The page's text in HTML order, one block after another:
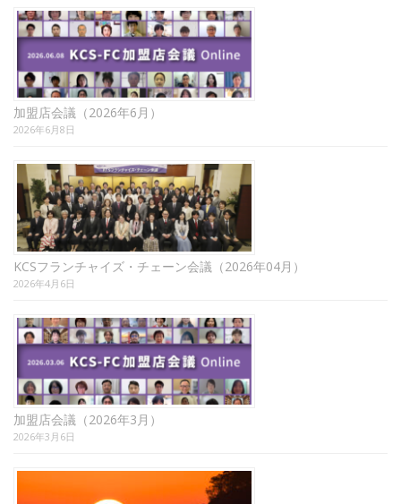
加盟店会議（2026年6月）
2026年6月8日
KCSフランチャイズ・チェーン会議（2026年04月）
2026年4月6日
加盟店会議（2026年3月）
2026年3月6日